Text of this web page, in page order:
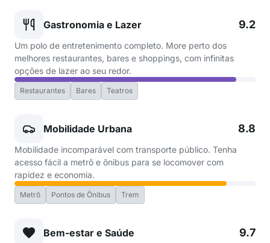
Gastronomia e Lazer 9.2
Um polo de entretenimento completo. More perto dos
melhores restaurantes, bares e shoppings, com infinitas
opções de lazer ao seu redor.
Restaurantes Bares Teatros
Mobilidade Urbana 8.8
Mobilidade incomparável com transporte público. Tenha
acesso fácil a metrô e ônibus para se locomover com
rapidez e economia.
Metrô Pontos de Ônibus Trem
Bem-estar e Saúde 9.7